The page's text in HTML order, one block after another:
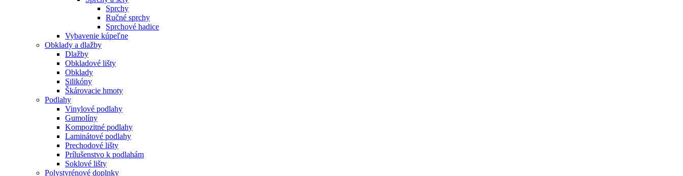
Sprchy
Ručné sprchy
Sprchové hadice
Vybavenie kúpeľne
Obklady a dlažby
Dlažby
Obkladové lišty
Obklady
Silikóny
Škárovacie hmoty
Podlahy
Vinylové podlahy
Gumolíny
Kompozitné podlahy
Laminátové podlahy
Prechodové lišty
Prílušenstvo k podlahám
Soklové lišty
Polystyrénové doplnky